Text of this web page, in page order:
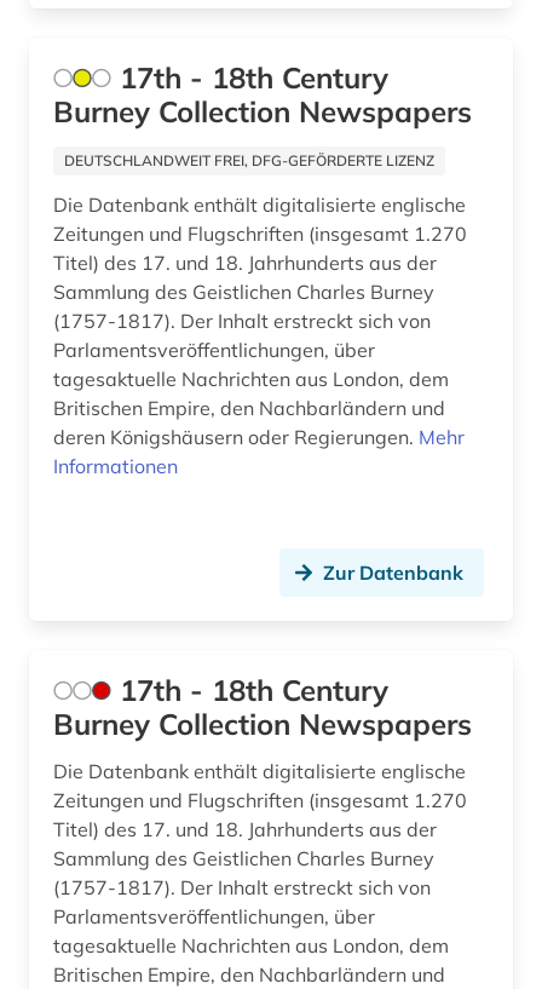
bibliothek (2)
biblische studien (1)
bilanz (1)
bild (3)
bildarchiv (1)
bildbearbeitung (2)
bilddatenbank (8)
bildende kunst (1)
bildnis (1)
bildung (6)
biographie (9)
biologie (1)
biowissenschaften (1)
black theater (1)
book e (1)
Schweden (5)
Schweiz (14)
Spanien (4)
Suedamerika (6)
Suedasien (1)
Suedostasien (3)
Suedosteuropa (2)
Thueringen (1)
Tschechische Republik (1)
Tuerkei (1)
17th - 18th Century
Burney Collection Newspapers
DEUTSCHLANDWEIT FREI, DFG-GEFÖRDERTE LIZENZ
Die Datenbank enthält digitalisierte englische
Zeitungen und Flugschriften (insgesamt 1.270
Titel) des 17. und 18. Jahrhunderts aus der
Sammlung des Geistlichen Charles Burney
(1757-1817). Der Inhalt erstreckt sich von
Parlamentsveröffentlichungen, über
tagesaktuelle Nachrichten aus London, dem
Britischen Empire, den Nachbarländern und
deren Königshäusern oder Regierungen. Mehr
Informationen
Zur Datenbank
17th - 18th Century
Burney Collection Newspapers
Die Datenbank enthält digitalisierte englische
Zeitungen und Flugschriften (insgesamt 1.270
Titel) des 17. und 18. Jahrhunderts aus der
Sammlung des Geistlichen Charles Burney
(1757-1817). Der Inhalt erstreckt sich von
Parlamentsveröffentlichungen, über
tagesaktuelle Nachrichten aus London, dem
Britischen Empire, den Nachbarländern und